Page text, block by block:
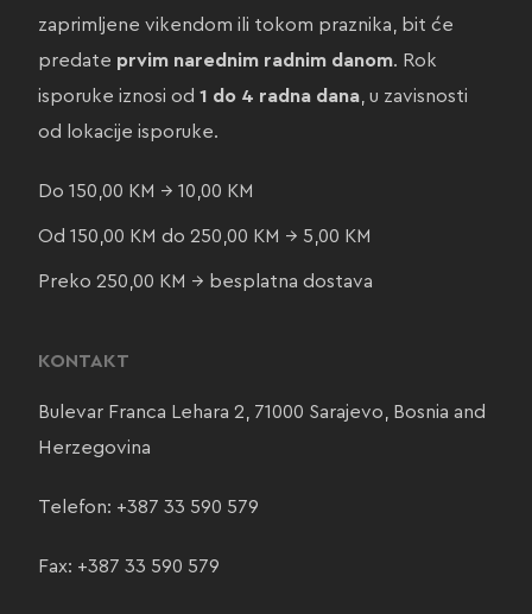
zaprimljene vikendom ili tokom praznika, bit će
predate prvim narednim radnim danom. Rok
isporuke iznosi od 1 do 4 radna dana, u zavisnosti
od lokacije isporuke.
Do 150,00 KM → 10,00 KM
Od 150,00 KM do 250,00 KM → 5,00 KM
Preko 250,00 KM → besplatna dostava
KONTAKT
Bulevar Franca Lehara 2, 71000 Sarajevo, Bosnia and
Herzegovina
Telefon: +387 33 590 579
Fax: +387 33 590 579